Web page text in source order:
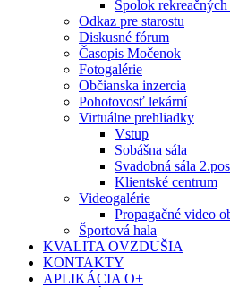
Spolok
Odkaz pre starostu
Diskusné fórum
Časopis Močenok
Fotogalérie
Občianska inzercia
Pohotovosť lekární
Virtuálne prehliadky
Vstup
Sobášna sála
Svadobná sála
Klientské centrum
Videogalérie
Propagačné video
Športová hala
KVALITA OVZDUŠIA
KONTAKTY
APLIKÁCIA O+